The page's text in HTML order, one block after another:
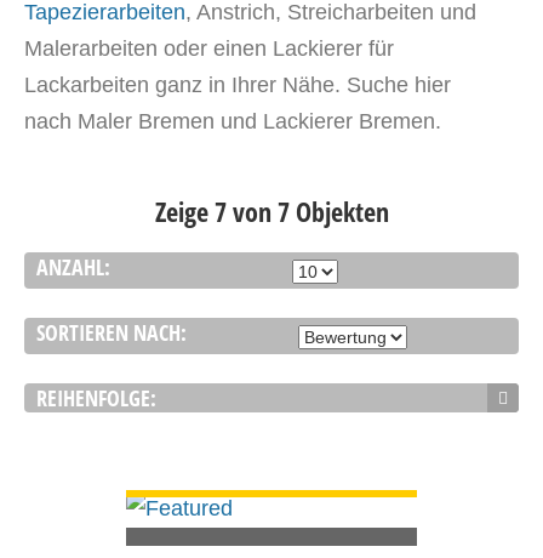
Tapezierarbeiten, Anstrich, Streicharbeiten und
Malerarbeiten oder einen Lackierer für
Lackarbeiten ganz in Ihrer Nähe. Suche hier
nach Maler Bremen und Lackierer Bremen.
Zeige 7 von 7 Objekten
ANZAHL:
SORTIEREN NACH:
REIHENFOLGE: